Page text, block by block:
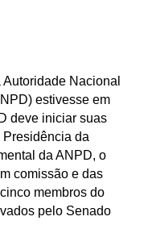
Nacional
estivesse em
deve iniciar suas
Presidência da
da ANPD, o
comissão e das
membros do
pelo Senado